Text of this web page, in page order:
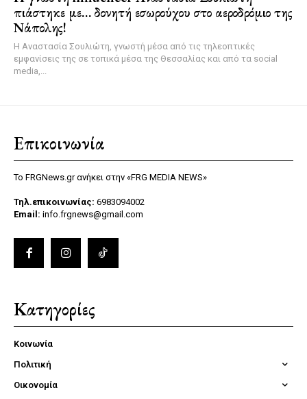
πιάστηκε με… δονητή εσωρούχου στο αεροδρόμιο της
Νάπολης!
Η Αναστασία Σουλιώτη, γνωστή μέσα από τις τηλεοπτικές
εμφανίσεις της σε τοπικά μέσα της Θεσσαλίας και από τα social
media,...
Επικοινωνία
Το FRGNews.gr ανήκει στην «FRG MEDIA NEWS»
Τηλ.επικοινωνίας: 6983094002
Email: info.frgnews@gmail.com
Κατηγορίες
Κοινωνία
Πολιτική
Οικονομία